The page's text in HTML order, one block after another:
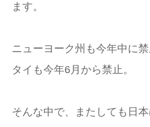
ます。
ニューヨーク州も今年中に禁
タイも今年6月から禁止。
そんな中で、またしても日